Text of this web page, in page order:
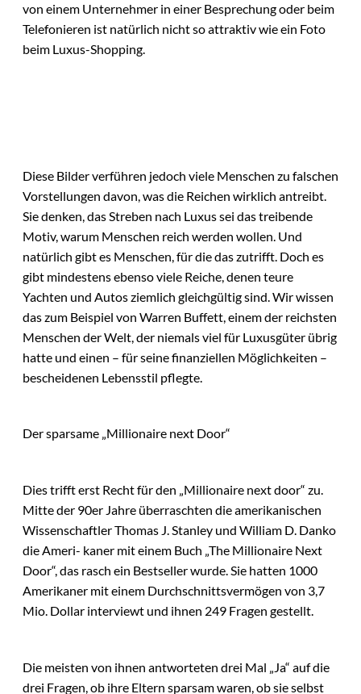
von einem Unternehmer in einer Besprechung oder beim
Telefonieren ist natürlich nicht so attraktiv wie ein Foto
beim Luxus-Shopping.
Diese Bilder verführen jedoch viele Menschen zu falschen
Vorstellungen davon, was die Reichen wirklich antreibt.
Sie denken, das Streben nach Luxus sei das treibende
Motiv, warum Menschen reich werden wollen. Und
natürlich gibt es Menschen, für die das zutrifft. Doch es
gibt mindestens ebenso viele Reiche, denen teure
Yachten und Autos ziemlich gleichgültig sind. Wir wissen
das zum Beispiel von Warren Buffett, einem der reichsten
Menschen der Welt, der niemals viel für Luxusgüter übrig
hatte und einen – für seine finanziellen Möglichkeiten –
bescheidenen Lebensstil pflegte.
Der sparsame „Millionaire next Door“
Dies trifft erst Recht für den „Millionaire next door“ zu.
Mitte der 90er Jahre überraschten die amerikanischen
Wissenschaftler Thomas J. Stanley und William D. Danko
die Ameri- kaner mit einem Buch „The Millionaire Next
Door“, das rasch ein Bestseller wurde. Sie hatten 1000
Amerikaner mit einem Durchschnittsvermögen von 3,7
Mio. Dollar interviewt und ihnen 249 Fragen gestellt.
Die meisten von ihnen antworteten drei Mal „Ja“ auf die
drei Fragen, ob ihre Eltern sparsam waren, ob sie selbst